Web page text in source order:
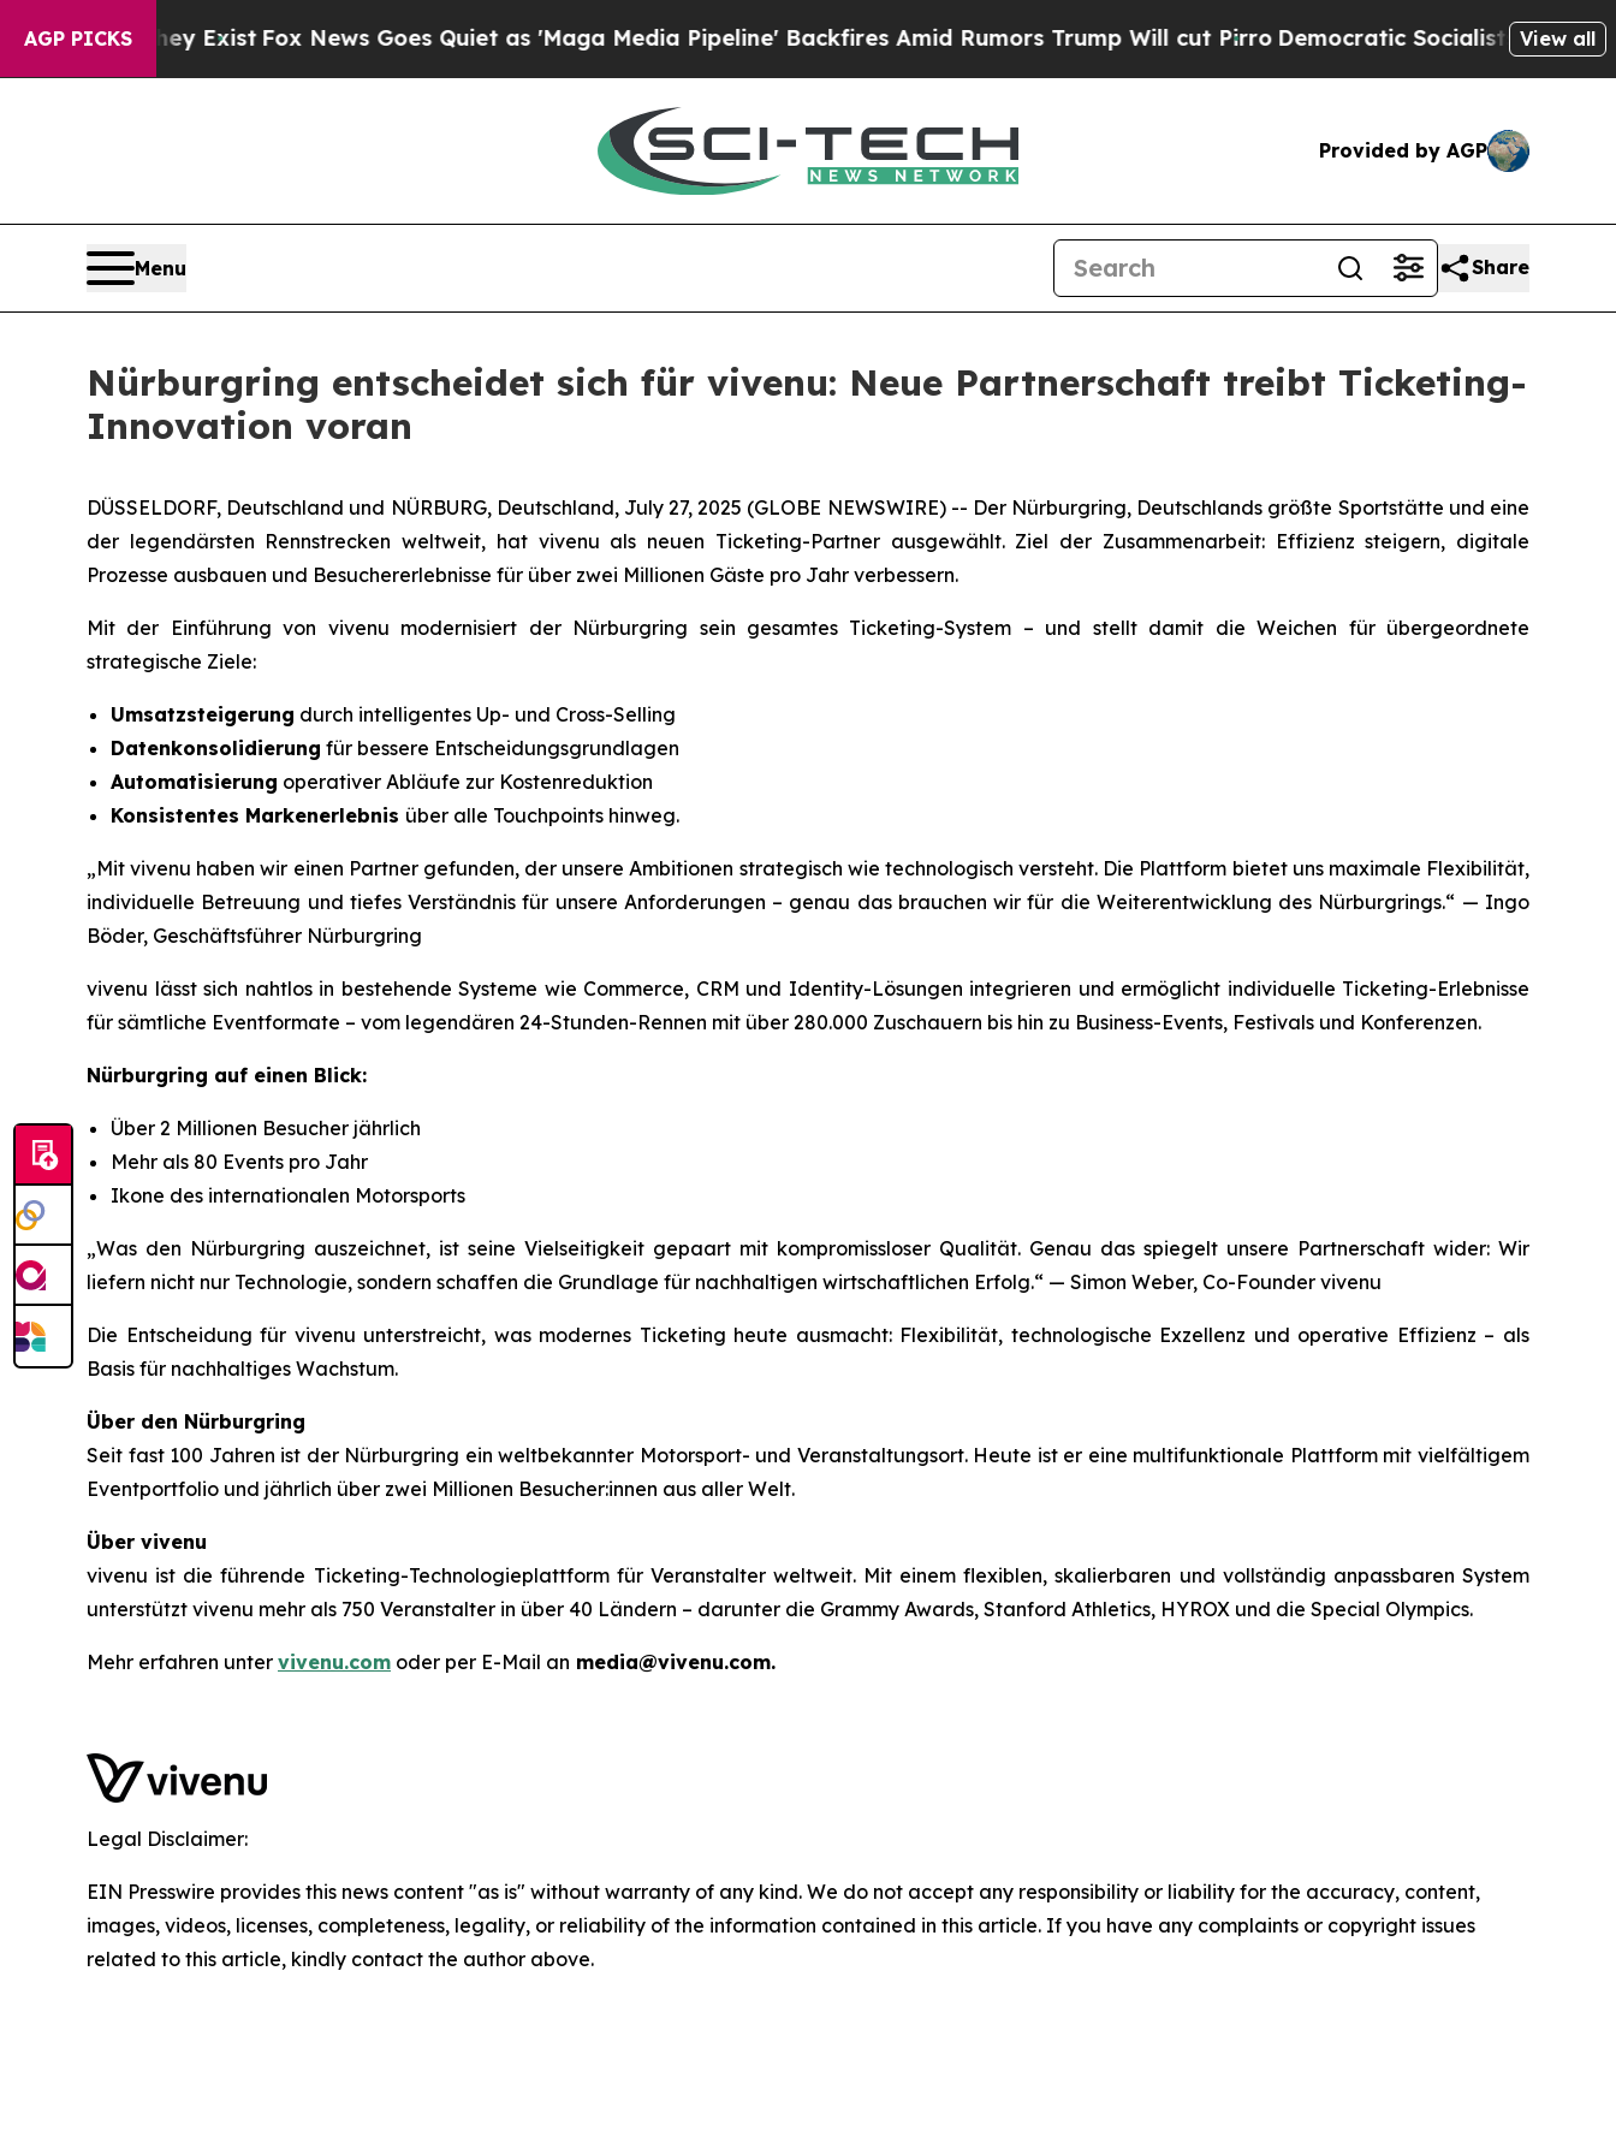
AGP PICKS
They Exist Fox News Goes Quiet as 'Maga Media Pipeline' Backfires Amid Rumors Trump Will cut PirroDemocratic Socialists of AmericaView all
Provided by AGP
Menu Share
Nürburgring entscheidet sich für vivenu: Neue Partnerschaft treibt Ticketing-
Innovation voran
DÜSSELDORF, Deutschland und NÜRBURG, Deutschland, July 27, 2025 (GLOBE NEWSWIRE) -- Der Nürburgring, Deutschlands größte Sportstätte und eine
der legendärsten Rennstrecken weltweit, hat vivenu als neuen Ticketing-Partner ausgewählt. Ziel der Zusammenarbeit: Effizienz steigern, digitale
Prozesse ausbauen und Besuchererlebnisse für über zwei Millionen Gäste pro Jahr verbessern.
Mit der Einführung von vivenu modernisiert der Nürburgring sein gesamtes Ticketing-System – und stellt damit die Weichen für übergeordnete
strategische Ziele:
Umsatzsteigerung durch intelligentes Up- und Cross-Selling
Datenkonsolidierung für bessere Entscheidungsgrundlagen
Automatisierung operativer Abläufe zur Kostenreduktion
Konsistentes Markenerlebnis über alle Touchpoints hinweg.
„Mit vivenu haben wir einen Partner gefunden, der unsere Ambitionen strategisch wie technologisch versteht. Die Plattform bietet uns maximale Flexibilität,
individuelle Betreuung und tiefes Verständnis für unsere Anforderungen – genau das brauchen wir für die Weiterentwicklung des Nürburgrings.“ — Ingo
Böder, Geschäftsführer Nürburgring
vivenu lässt sich nahtlos in bestehende Systeme wie Commerce, CRM und Identity-Lösungen integrieren und ermöglicht individuelle Ticketing-Erlebnisse
für sämtliche Eventformate – vom legendären 24-Stunden-Rennen mit über 280.000 Zuschauern bis hin zu Business-Events, Festivals und Konferenzen.
Nürburgring auf einen Blick:
Über 2 Millionen Besucher jährlich
Mehr als 80 Events pro Jahr
Ikone des internationalen Motorsports
„Was den Nürburgring auszeichnet, ist seine Vielseitigkeit gepaart mit kompromissloser Qualität. Genau das spiegelt unsere Partnerschaft wider: Wir
liefern nicht nur Technologie, sondern schaffen die Grundlage für nachhaltigen wirtschaftlichen Erfolg.“ — Simon Weber, Co-Founder vivenu
Die Entscheidung für vivenu unterstreicht, was modernes Ticketing heute ausmacht: Flexibilität, technologische Exzellenz und operative Effizienz – als
Basis für nachhaltiges Wachstum.
Über den Nürburgring
Seit fast 100 Jahren ist der Nürburgring ein weltbekannter Motorsport- und Veranstaltungsort. Heute ist er eine multifunktionale Plattform mit vielfältigem
Eventportfolio und jährlich über zwei Millionen Besucher:innen aus aller Welt.
Über vivenu
vivenu ist die führende Ticketing-Technologieplattform für Veranstalter weltweit. Mit einem flexiblen, skalierbaren und vollständig anpassbaren System
unterstützt vivenu mehr als 750 Veranstalter in über 40 Ländern – darunter die Grammy Awards, Stanford Athletics, HYROX und die Special Olympics.
Mehr erfahren unter vivenu.com oder per E-Mail an media@vivenu.com.
Legal Disclaimer:
EIN Presswire provides this news content "as is" without warranty of any kind. We do not accept any responsibility or liability for the accuracy, content,
images, videos, licenses, completeness, legality, or reliability of the information contained in this article. If you have any complaints or copyright issues
related to this article, kindly contact the author above.